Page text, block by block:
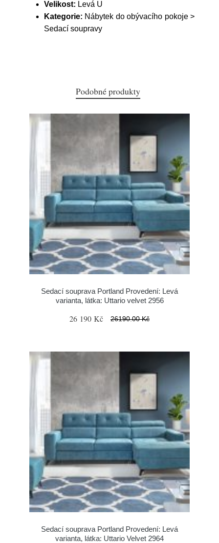
Velikost: Levá U
Kategorie: Nábytek do obývacího pokoje >
Sedací soupravy
Podobné produkty
Sedací souprava Portland Provedení: Levá
varianta, látka: Uttario velvet 2956
26 190 Kč 26190.00 Kč
Sedací souprava Portland Provedení: Levá
varianta, látka: Uttario Velvet 2964